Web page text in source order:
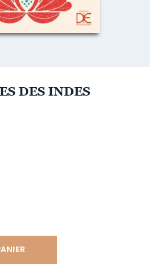
DES INDES